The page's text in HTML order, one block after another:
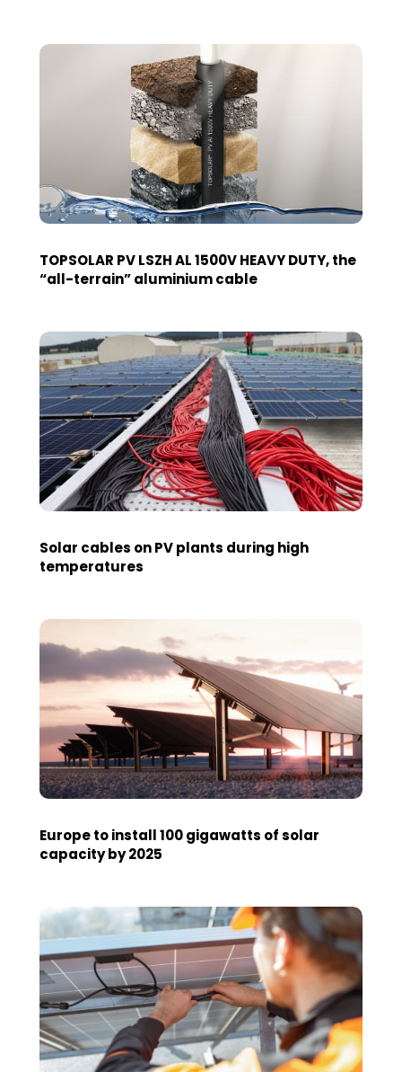
TOPSOLAR PV LSZH AL 1500V HEAVY DUTY, the
“all-terrain” aluminium cable
Solar cables on PV plants during high
temperatures
Europe to install 100 gigawatts of solar
capacity by 2025